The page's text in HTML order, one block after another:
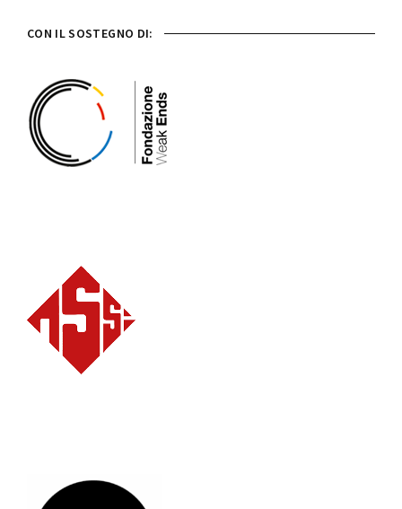
CON IL SOSTEGNO DI: